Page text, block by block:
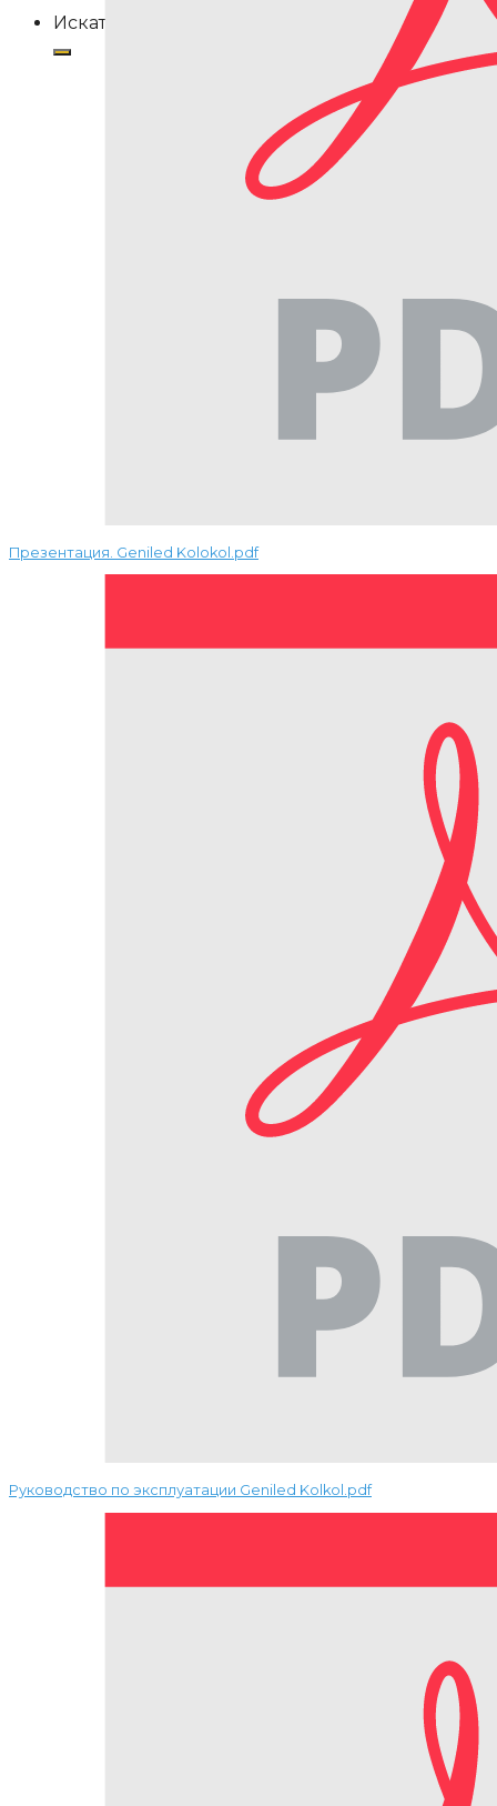
Искать:
Презентация. Geniled Kolokol.pdf
Руководство по эксплуатации Geniled Kolkol.pdf